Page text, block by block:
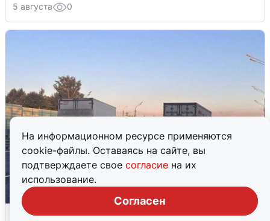
На информационном ресурсе применяются
cookie-файлы. Оставаясь на сайте, вы
подтверждаете свое согласие на их
использование.
Согласен
5 августа 0
Пять машин столкнулись на